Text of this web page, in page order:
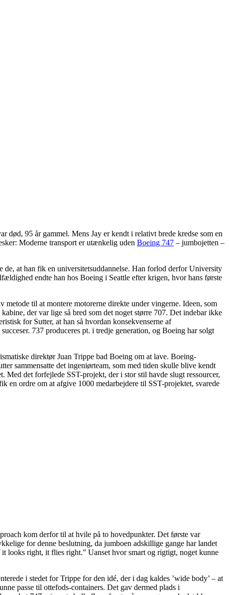
død, 95 år gammel. Mens Jay er kendt i relativt brede kredse som en
Moderne transport er utænkelig uden Boeing 747 – jumbojetten –
at han fik en universitetsuddannelse. Han forlod derfor University
endte han hos Boeing i Seattle efter krigen, hvor hans første
metode til at montere motorerne direkte under vingerne. Ideen, som
der var lige så bred som det noget større 707. Det indebar ikke
for Sutter, at han så hvordan konsekvenserne af
737 produceres pt. i tredje generation, og Boeing har solgt
direktør Juan Trippe bad Boeing om at lave. Boeing-
sammensatte det ingeniørteam, som med tiden skulle blive kendt
Med det forfejlede SST-projekt, der i stor stil havde slugt ressourcer,
en ordre om at afgive 1000 medarbejdere til SST-projektet, svarede
kom derfor til at hvile på to hovedpunkter. Det første var
for denne beslutning, da jumboen adskillige gange har landet
looks right, it flies right.” Uanset hvor smart og rigtigt, noget kunne
i stedet for Trippe for den idé, der i dag kaldes ’wide body’ – at
passe til ottefods-containers. Det gav dermed plads i